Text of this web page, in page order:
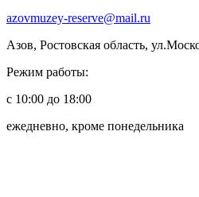
azovmuzey-reserve@mail.ru
Азов, Ростовская область,
Режим работы:
с 10:00 до 18:00
ежедневно, кроме понедельника